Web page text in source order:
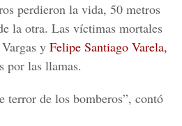
perdieron la vida, 50 metros
la otra. Las víctimas mortales
y Felipe Santiago Varela,
por las llamas.
terror de los bomberos”, contó